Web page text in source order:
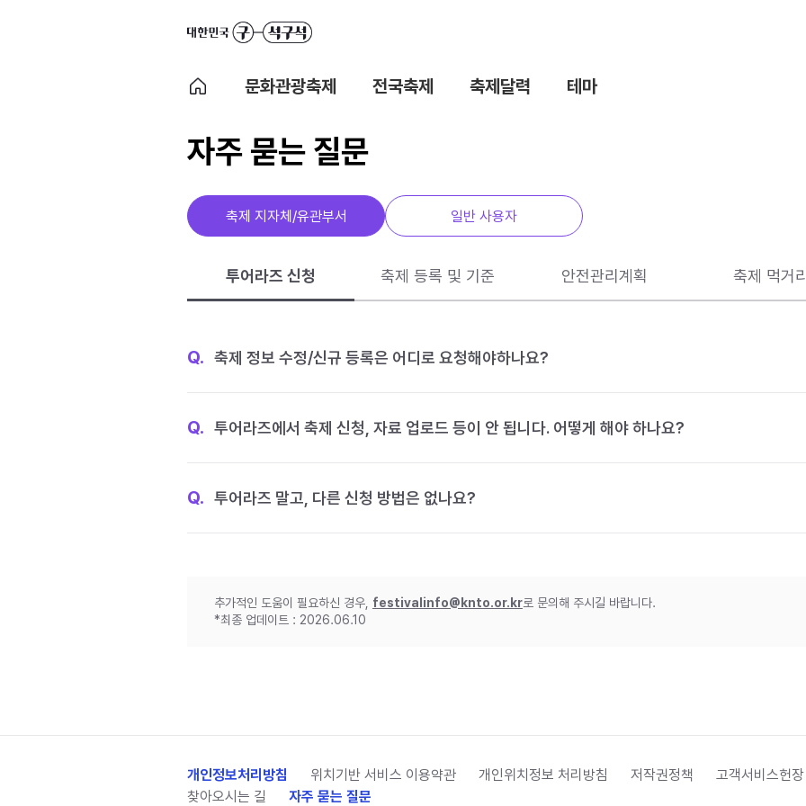
문화관광축제 전국축제 축제달력 테마
자주 묻는 질문
축제 지자체/유관부서 일반 사용자
투어라즈 신청 축제 등록 및 기준 안전관리계획 축제 먹거리
Q. 축제 정보 수정/신규 등록은 어디로 요청해야하나요?
Q. 투어라즈에서 축제 신청, 자료 업로드 등이 안 됩니다. 어떻게 해야 하나요?
Q. 투어라즈 말고, 다른 신청 방법은 없나요?
추가적인 도움이 필요하신 경우, festivalinfo@knto.or.kr로 문의해 주시길 바랍니다.
*최종 업데이트 : 2026.06.10
개인정보처리방침 위치기반 서비스 이용약관 개인위치정보 처리방침 저작권정책 고객서비스헌장
찾아오시는 길
자주 묻는 질문